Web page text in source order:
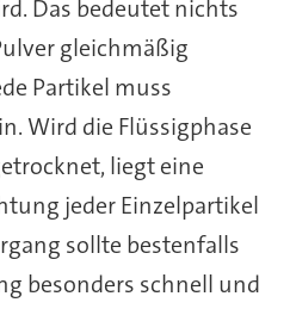
Das bedeutet nichts
gleichmäßig
Partikel muss
Wird die Flüssigphase
liegt eine
jeder Einzelpartikel
sollte bestenfalls
besonders schnell und